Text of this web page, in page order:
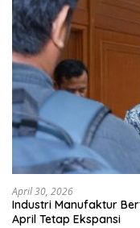
April 30, 2026
Industri Manufaktur
April Tetap Ekspansi